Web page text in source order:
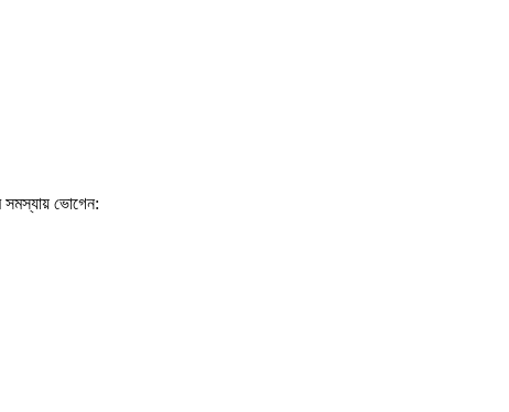
সমস্যায় ভোগেন: